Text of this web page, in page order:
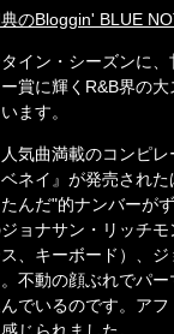
のBloggin' BLUE
イン・シーズンに
賞に輝くR&B界の
ます。
気曲満載のコンピ
ネイ』が発売され
んだ"的ナンバーが
ョナサン・リッチ
ス、キーボード）、
不動の顔ぶれでパ
でいるのです。ア